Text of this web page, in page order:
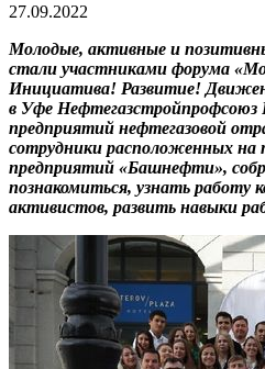
27.09.2022
Молодые, активные и
стали участниками форума
Инициатива! Развитие!
в Уфе Нефтегазстройпрофсоюз
предприятий нефтегазовой
сотрудники расположенных на
предприятий «Башнефти»,
познакомиться, узнать работу
активистов, развить навыки